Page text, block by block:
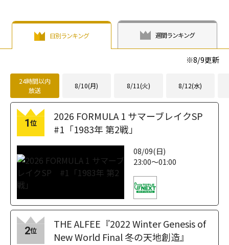
日別ランキング 週間ランキング
※8/9更新
24時間以内
放送
8/10(月) 8/11(火) 8/12(水)
1位
2026 FORMULA 1 サマーブレイクSP
#1「1983年 第2戦」
08/09(日)
23:00～01:00
2位
THE ALFEE『2022 Winter Genesis of
New World Final 冬の天地創造』